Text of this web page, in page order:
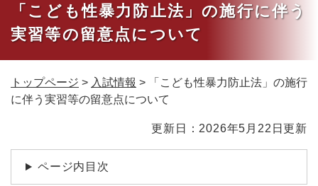
「こども性暴力防止法」の施行に伴う
実習等の留意点について
トップページ > 入試情報 >
「こども性暴力防止法」の施行
に伴う実習等の留意点について
文
更新日：2026年5月22日更新
ページ内目次